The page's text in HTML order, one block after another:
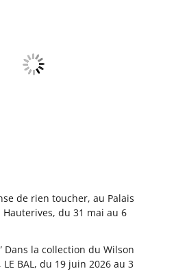
de rien toucher, au Palais
du 31 mai au 6
Dans la collection du Wilson
BAL, du 19 juin 2026 au 3